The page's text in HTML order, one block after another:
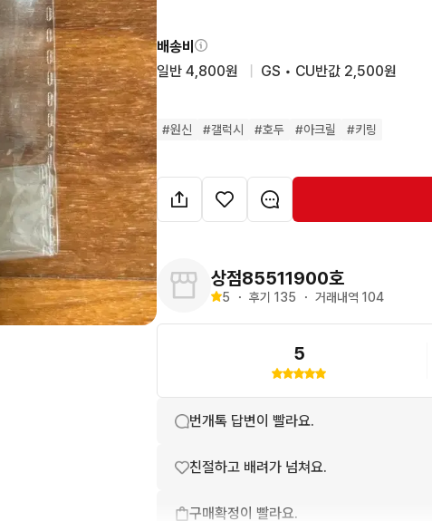
배송비
일반 4,800원
GS • CU반값 2,500원
#원신 #갤럭시 #호두 #아크릴 #키링
상점85511900호
5 ・ 후기 135 ・ 거래내역 104
5
번개톡 답변이 빨라요.
친절하고 배려가 넘쳐요.
구매확정이 빨라요.